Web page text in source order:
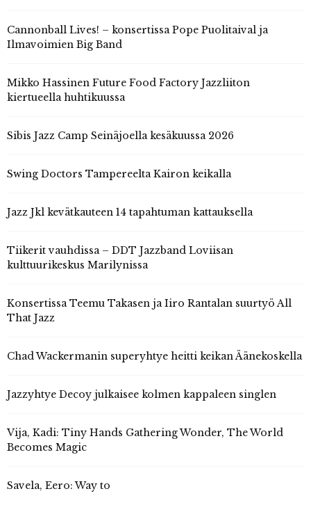
Cannonball Lives! – konsertissa Pope Puolitaival ja
Ilmavoimien Big Band
Mikko Hassinen Future Food Factory Jazzliiton
kiertueella huhtikuussa
Sibis Jazz Camp Seinäjoella kesäkuussa 2026
Swing Doctors Tampereelta Kairon keikalla
Jazz Jkl kevätkauteen 14 tapahtuman kattauksella
Tiikerit vauhdissa – DDT Jazzband Loviisan
kulttuurikeskus Marilynissa
Konsertissa Teemu Takasen ja Iiro Rantalan suurtyö All
That Jazz
Chad Wackermanin superyhtye heitti keikan Äänekoskella
Jazzyhtye Decoy julkaisee kolmen kappaleen singlen
Vija, Kadi: Tiny Hands Gathering Wonder, The World
Becomes Magic
Savela, Eero: Way to